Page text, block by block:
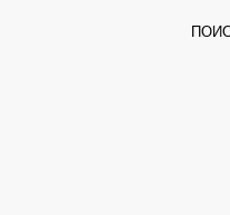
ИЗБРАННОЕ